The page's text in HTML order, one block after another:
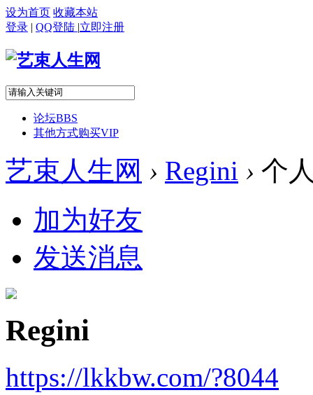
设为首页 收藏本站
登录 | QQ登陆 |立即注册
论坛BBS
其他方式购买VIP
艺束人生网 › Regini › 个
加为好友
发送消息
Regini
https://lkkbw.com/?8044